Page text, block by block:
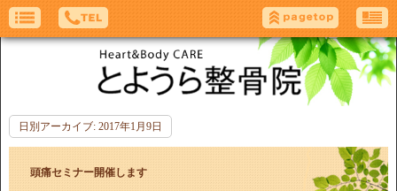
日別アーカイブ: 2017年1月9日
頭痛セミナー開催します